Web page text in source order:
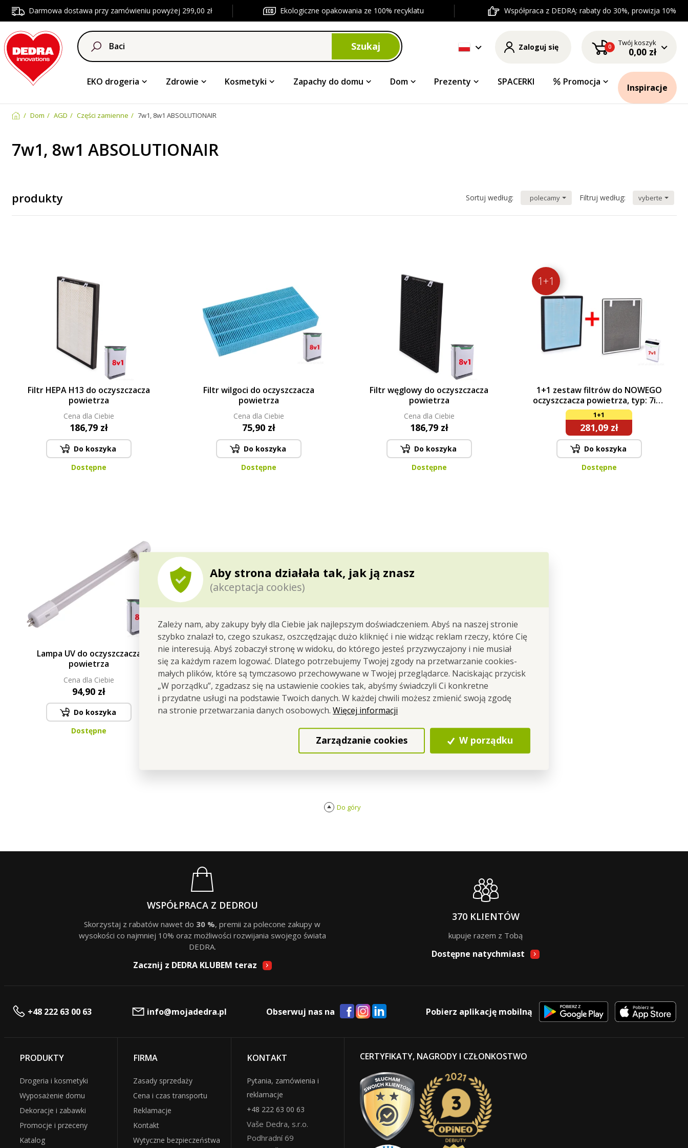
Darmowa dostawa przy zamówieniu powyżej 299,00 zł Ekologiczne opakowania ze 100% recyklatu Współpraca z DEDRĄ: rabaty do 30%, prowizja 10%
Szukaj Zaloguj się 0 Twój koszyk
0,00 zł
EKO drogeria Zdrowie Kosmetyki Zapachy do domu Dom Prezenty SPACERKI Promocja
Inspiracje
Aby strona działała tak, jak ją znasz
(akceptacja cookies)
Zależy nam, aby zakupy były dla Ciebie jak najlepszym doświadczeniem. Abyś na naszej stronie
szybko znalazł to, czego szukasz, oszczędzając dużo kliknięć i nie widząc reklam rzeczy, które Cię
nie interesują. Abyś zobaczył stronę w widoku, do którego jesteś przyzwyczajony i nie musiał
się za każdym razem logować. Dlatego potrzebujemy Twojej zgody na przetwarzanie cookies-
małych plików, które są tymczasowo przechowywane w Twojej przeglądarce. Naciskając przycisk
„W porządku”, zgadzasz się na ustawienie cookies tak, abyśmy świadczyli Ci konkretne
i przydatne usługi na podstawie Twoich danych. W każdej chwili możesz zmienić swoją zgodę
na stronie przetwarzania danych osobowych.Więcej informacji
Zarządzanie cookies W porządku
Dom AGD Części zamienne 7w1, 8w1 ABSOLUTIONAIR
7w1, 8w1 ABSOLUTIONAIR
produkty Sortuj według: polecamy Filtruj według: vyberte
Filtr HEPA H13 do oczyszczacza
powietrza
Cena dla Ciebie
186,79 zł
Do koszyka
Dostępne
Filtr wilgoci do oczyszczacza
powietrza
Cena dla Ciebie
75,90 zł
Do koszyka
Dostępne
Filtr węglowy do oczyszczacza
powietrza
Cena dla Ciebie
186,79 zł
Do koszyka
Dostępne
1+1
1+1 zestaw filtrów do NOWEGO
oczyszczacza powietrza, typ: 7in1
AbsolutionAIR
1+1
281,09 zł
Do koszyka
Dostępne
Lampa UV do oczyszczacza
powietrza
Cena dla Ciebie
94,90 zł
Do koszyka
Dostępne
Do góry
WSPÓŁPRACA Z DEDROU
Skorzystaj z rabatów nawet do 30 %, premii za polecone zakupy w
wysokości co najmniej 10% oraz możliwości rozwijania swojego świata
DEDRA.
Zacznij z DEDRA KLUBEM teraz
370 KLIENTÓW
kupuje razem z Tobą
Dostępne natychmiast
+48 222 63 00 63 info@mojadedra.pl Obserwuj nas na Pobierz aplikację mobilną
PRODUKTY
Drogeria i kosmetyki
Wyposażenie domu
Dekoracje i zabawki
Promocje i przeceny
Katalog
FIRMA
Zasady sprzedaży
Cena i czas transportu
Reklamacje
Kontakt
Wytyczne bezpieczeństwa
KONTAKT
Pytania, zamówienia i
reklamacje
+48 222 63 00 63
Vaše Dedra, s.r.o.
Podhradní 69
CERTYFIKATY, NAGRODY I CZŁONKOSTWO